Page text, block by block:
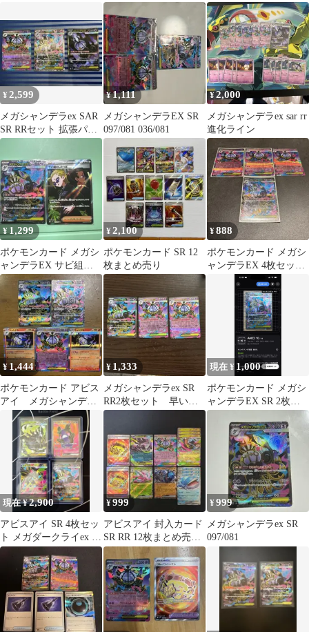
メガシャンデラex
¥ 2,599
メガシャンデラex SAR
SR RRセット 拡張パッ
ク アビスアイ
¥1,111
メガシャンデラEX SR
097/081 036/081
¥2,000
メガシャンデラex sar rr
進化ライン
¥ 1,299
ポケモンカード メガシ
ャンデラEX サビ組の
したっぱ SR
¥2,100
ポケモンカード SR 12
枚まとめ売り
¥888
ポケモンカード メガシ
ャンデラEX 4枚セッ
ト SR RR
¥1,444
ポケモンカード アビス
アイ メガシャンデラ
ex SR ほか5枚セット
¥ 1,333
メガシャンデラex SR
RR2枚セット 早い者
勝ち036/081
現在 ¥ 1,000
ポケモンカード メガシ
ャンデラEX SR 2枚セ
ット
現在 ¥2,900
アビスアイ SR 4枚セッ
ト メガダークライex ゼ
ラオラ シャンデラ モル
¥999
アビスアイ 封入カード
SR RR 12枚まとめ売り
ポケモン カード ゲーム
¥999
メガシャンデラex SR
097/081